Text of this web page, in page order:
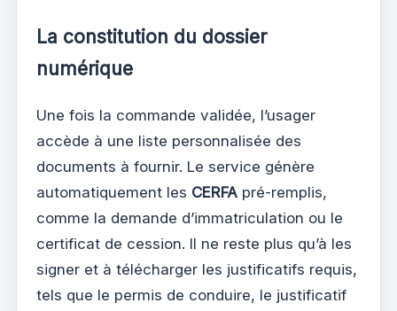
La constitution du dossier
numérique
Une fois la commande validée, l’usager
accède à une liste personnalisée des
documents à fournir. Le service génère
automatiquement les CERFA pré-remplis,
comme la demande d’immatriculation ou le
certificat de cession. Il ne reste plus qu’à les
signer et à télécharger les justificatifs requis,
tels que le permis de conduire, le justificatif